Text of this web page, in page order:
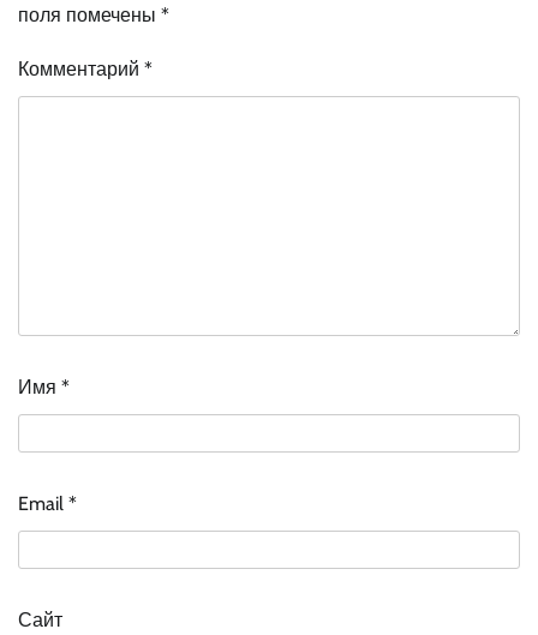
поля помечены *
Комментарий *
Имя *
Email *
Сайт